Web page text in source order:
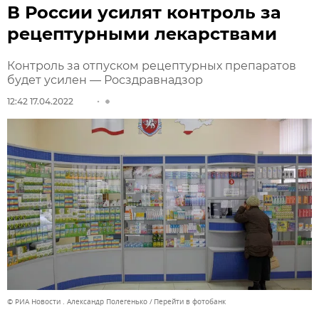
В России усилят контроль за
рецептурными лекарствами
Контроль за отпуском рецептурных препаратов
будет усилен — Росздравнадзор
12:42 17.04.2022
© РИА Новости . Александр Полегенько Перейти в фотобанк